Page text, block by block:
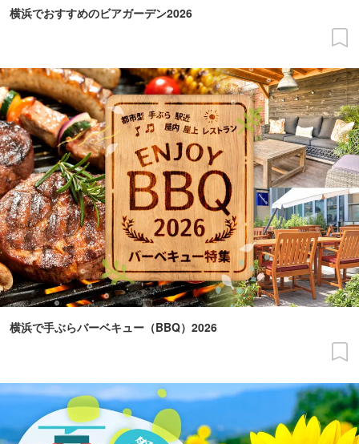
横浜でおすすめのビアガーデン2026
横浜で手ぶらバーベキュー（BBQ）2026